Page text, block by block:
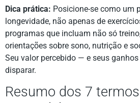
Dica prática: Posicione-se como um
longevidade, não apenas de
programas que incluam não só
orientações sobre sono, nutrição e
Seu valor percebido — e seus
disparar.
Resumo dos 7 termos